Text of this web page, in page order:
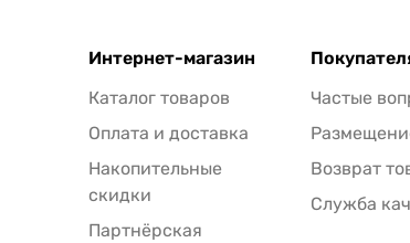
Интернет-магазин
Каталог товаров
Оплата и доставка
Накопительные
скидки
Партнёрская
Частые
Возврат
Служба